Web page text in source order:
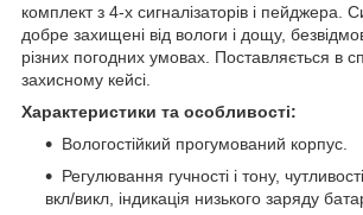
комплект з 4-х сигналізаторів і пейджера.
добре захищені від вологи і дощу,
різних погодних умовах. Поставляється в
захисному кейсі.
Характеристики та особливості:
Вологостійкий прогумований корпус.
Регулювання гучності і тону,
вкл/викл, індикація низького заряду